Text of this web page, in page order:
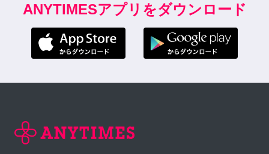
ANYTIMESアプリをダウンロード